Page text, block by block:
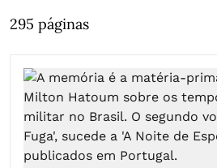
295 páginas